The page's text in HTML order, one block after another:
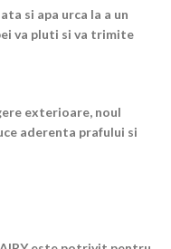
si apa urca la a un
va pluti si va trimite
exterioare, noul
aderenta prafului si